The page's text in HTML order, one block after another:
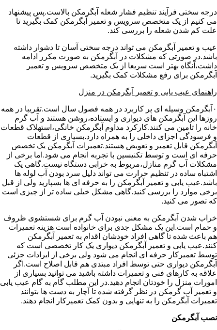
درجه سختی فرآیند تنظیم فشار شعله آبگرمکن بالاست.پس پیشنهاد
می کنیم از یک متخصص سرویس و تعمیر آبگرمکن کمک بگیرید تا
علت کم شدن شعله را بررسی کند.
عیب و تعمیر آبگرمکن می تواند درجه سختی آسان تا دشوار داشته
باشد.در صورتی که مشکلات در آبگرمکن به صورت مکرر ادامه
داشت،آنگاه بهتر است سریعا از یک متخصص سرویس و تعمیر
آبگرمکن برای رفع مشکلات کمک بگیرید.
راهنمای عیب یابی و تعمیر آبگرمکن در منزل
۰آبگرمکن وسیله ای پر کاربرد در همه فصول سال است.تقریبا در همه
روزها این آبگرمکن های دیواری و ایستاده،روشن هستند و آب گرم
خانه را تامین می کنند.کارکرد مداوم آبگرمکن خانگی،استهلاک قطعات
و فرسودگی اجزای داخلی را به همراه دارد.بسیاری از قطعات
آبگرمکن قابل تعمیر و تعویض هستند.تعمیرات آبگرمکن یک تخصص
حرفه ای است و توسط تکنیسین با تجربه انجام می شود.اما برخی از
مشکلات آب گرم منازل،مربوط به خرابی دستگاه نیست.گاهی یک
اشتباه ساده در تنظیم حرارت می تواند دلیل سرد بودن آب لوله ها
باشد.عیب یابی و تعمیر آبگرمکن را به حرفه ای ها بسپارید ولی از قبل
برخی موارد را بررسی کنید.گاهی مشکل خیلی ساده تر از چیزی است
که تصور می کنید.
خراب شدن آبگرمکن به معنی نبودن آب گرم برای شستشوی ظروف
و حمام است.این یک مشکل جدی برای خانواده است هزینه تعمیرات
هم باعث شده تا گاهی افراد خودشان اقدام به تعمیر آبگرمکن
کنند.عیب یابی و تعمیر آبگرمکن دیواری یک کار تخصصی است که
توسط تعمیرکار حرفه ای انجام می شود ولی برخی از ایرادات جزئی
آبگرمکن دیواری حتی توسط افراد مبتدی هم قابل اصلاح است.اگر
علاقه به کارهای فنی و تعمیرات داشته باشید می توانید بسیاری از
امورات منزل را خودتان انجام دهید.در این مطلب گام به گام عیب یابی
و تعمیر آب گرمکن در نظر گرفته شده تا آچار به دست ها بتوانند
تعمیرات آبگرمکن را به تنهایی و بدون کمک تعمیرکار انجام دهند.
نصب آبگرمکن